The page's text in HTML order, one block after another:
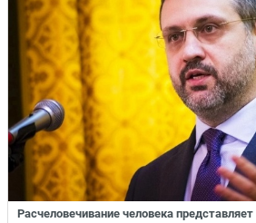
Расчеловечивание человека